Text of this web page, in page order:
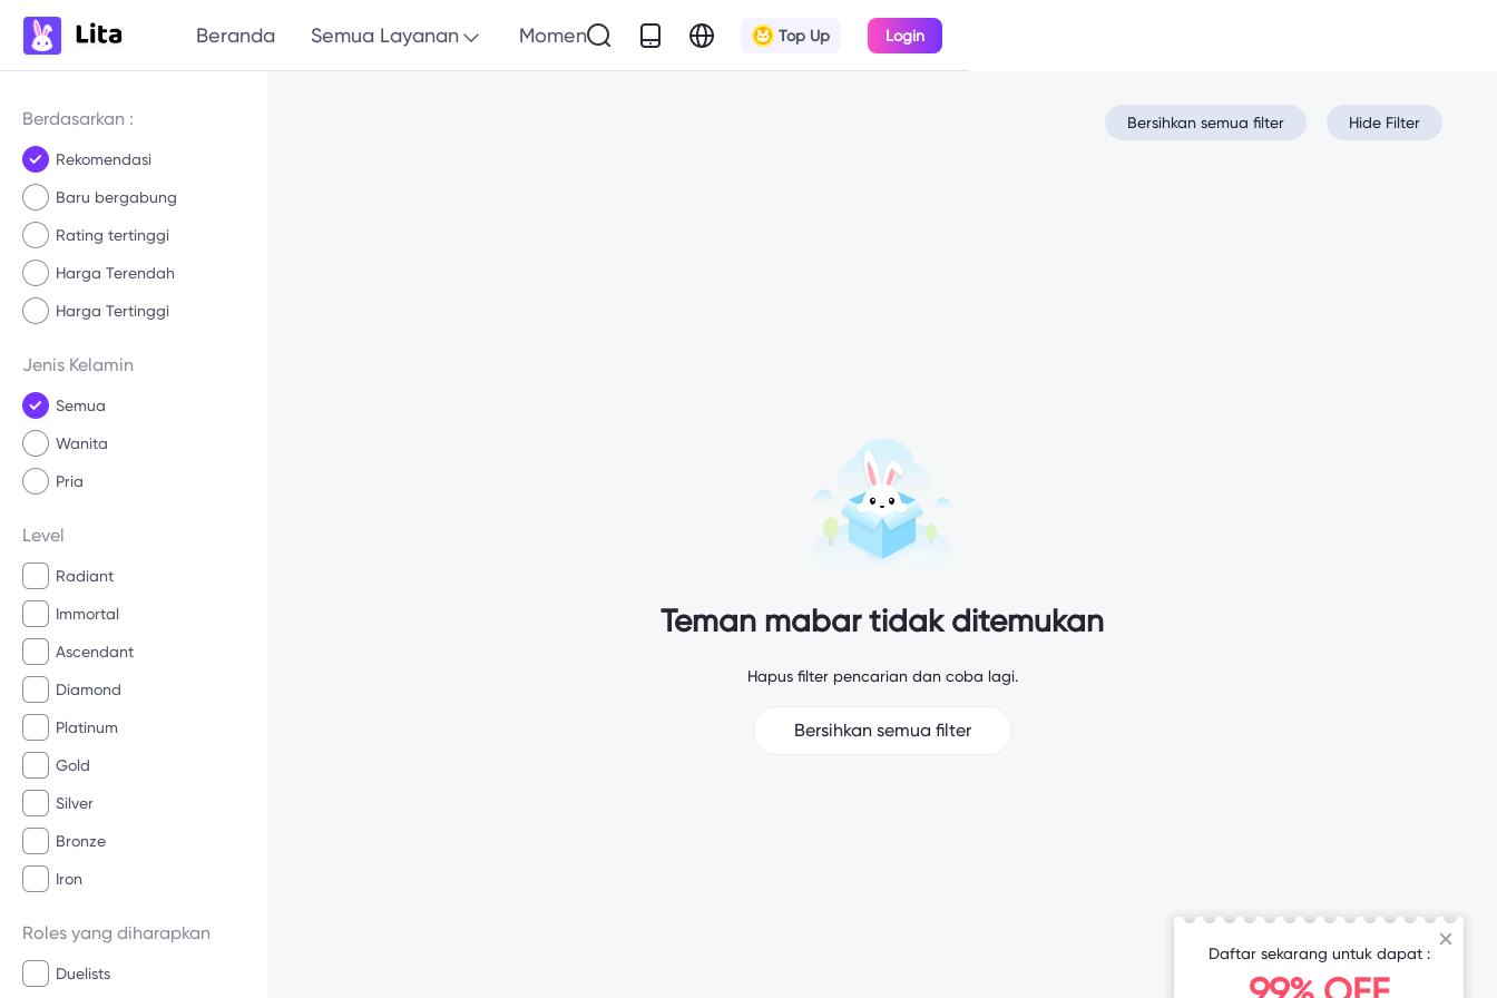
Beranda Semua Layanan Momen Top Up Login
Berdasarkan :
Rekomendasi
Baru bergabung
Rating tertinggi
Harga Terendah
Harga Tertinggi
Jenis Kelamin
Semua
Wanita
Pria
Level
Radiant
Immortal
Ascendant
Diamond
Platinum
Gold
Silver
Bronze
Iron
Roles yang diharapkan
Duelists
Bersihkan semua filter Hide Filter
Teman mabar tidak ditemukan
Hapus filter pencarian dan coba lagi.
Bersihkan semua filter
Daftar sekarang untuk dapat :